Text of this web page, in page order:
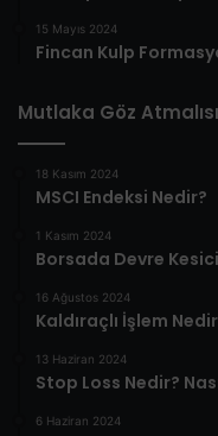
15 Mayıs 2024
Fincan Kulp
Mutlaka Göz
18 Kasım 2024
MSCI Endeksi Nedir?
1 Kasım 2024
Borsada Devre
16 Ağustos 2024
Kaldıraçlı İşlem
13 Haziran 2024
Stop Loss Nedir?
6 Haziran 2024